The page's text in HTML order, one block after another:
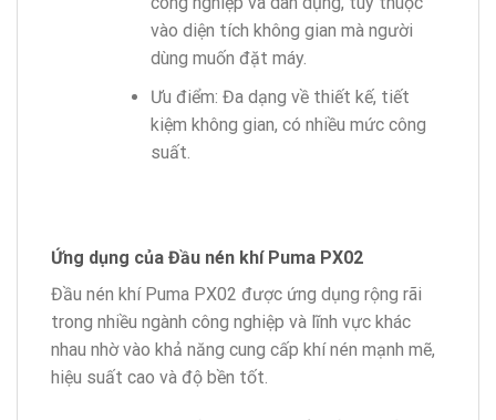
vào diện tích không gian mà người
dùng muốn đặt máy.
Ưu điểm: Đa dạng về thiết kế, tiết
kiệm không gian, có nhiều mức công
suất.
Ứng dụng của Đầu nén khí Puma PX02
Đầu nén khí Puma PX02 được ứng dụng rộng rãi
trong nhiều ngành công nghiệp và lĩnh vực khác
nhau nhờ vào khả năng cung cấp khí nén mạnh mẽ,
hiệu suất cao và độ bền tốt.